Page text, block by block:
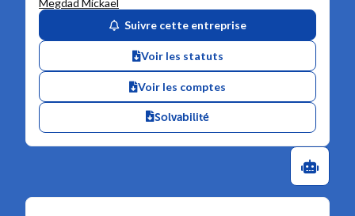
Megdad Mickael
Suivre cette entreprise
Voir les statuts
Voir les comptes
Solvabilité